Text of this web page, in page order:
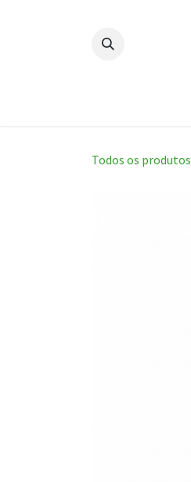
Todos os produtos